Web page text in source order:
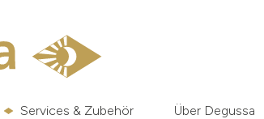
Services & Zubehör Über Degussa